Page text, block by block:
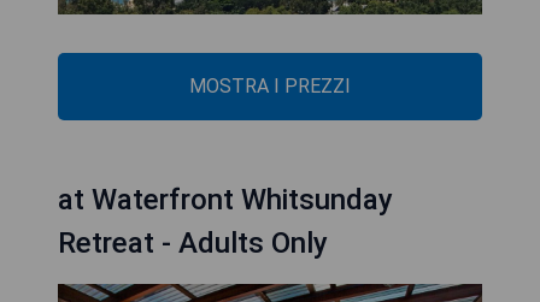
MOSTRA I PREZZI
at Waterfront Whitsunday
Retreat - Adults Only